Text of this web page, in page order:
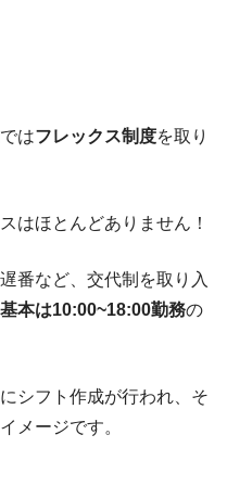
はフレックス制度を取り
はほとんどありません！
番など、交代制を取り入
基本は10:00~18:00勤務の
シフト作成が行われ、そ
メージです。